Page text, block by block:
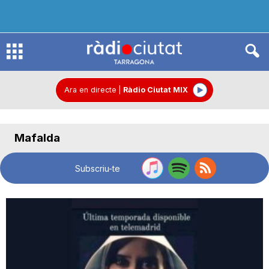
R
Ara en directe Ràdio Ciutat MIX
Mafalda
Subscriu-te